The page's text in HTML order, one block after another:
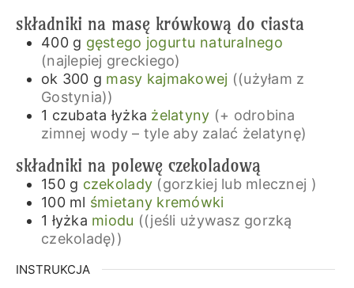
składniki na masę krówkową do ciasta
400 g gęstego jogurtu naturalnego
(najlepiej greckiego)
ok 300 g masy kajmakowej ((użyłam z
Gostynia))
1 czubata łyżka żelatyny (+ odrobina
zimnej wody – tyle aby zalać żelatynę)
składniki na polewę czekoladową
150 g czekolady (gorzkiej lub mlecznej )
100 ml śmietany kremówki
1 łyżka miodu ((jeśli używasz gorzką
czekoladę))
INSTRUKCJA